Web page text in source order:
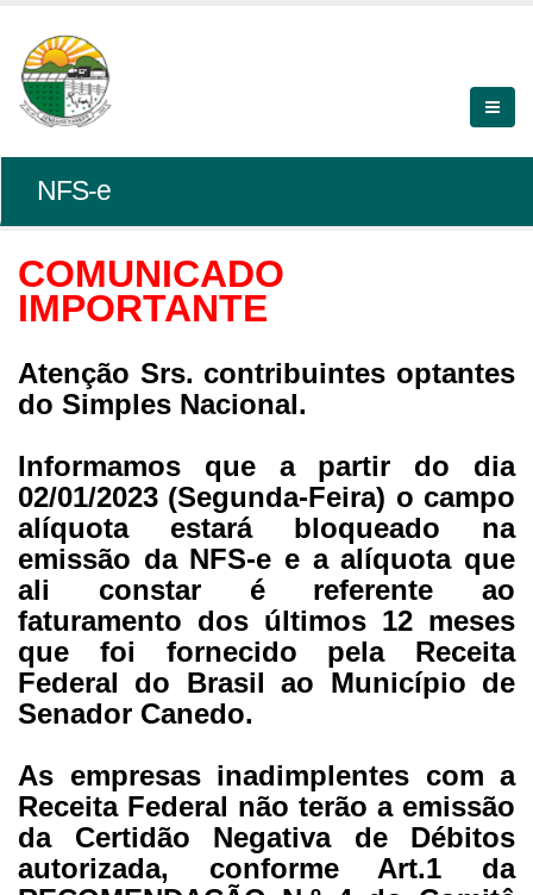
NFS-e
COMUNICADO
IMPORTANTE
Atenção Srs. contribuintes optantes
do Simples Nacional.
Informamos que a partir do dia
02/01/2023 (Segunda-Feira) o campo
alíquota estará bloqueado na
emissão da NFS-e e a alíquota que
ali constar é referente ao
faturamento dos últimos 12 meses
que foi fornecido pela Receita
Federal do Brasil ao Município de
Senador Canedo.
As empresas inadimplentes com a
Receita Federal não terão a emissão
da Certidão Negativa de Débitos
autorizada, conforme Art.1 da